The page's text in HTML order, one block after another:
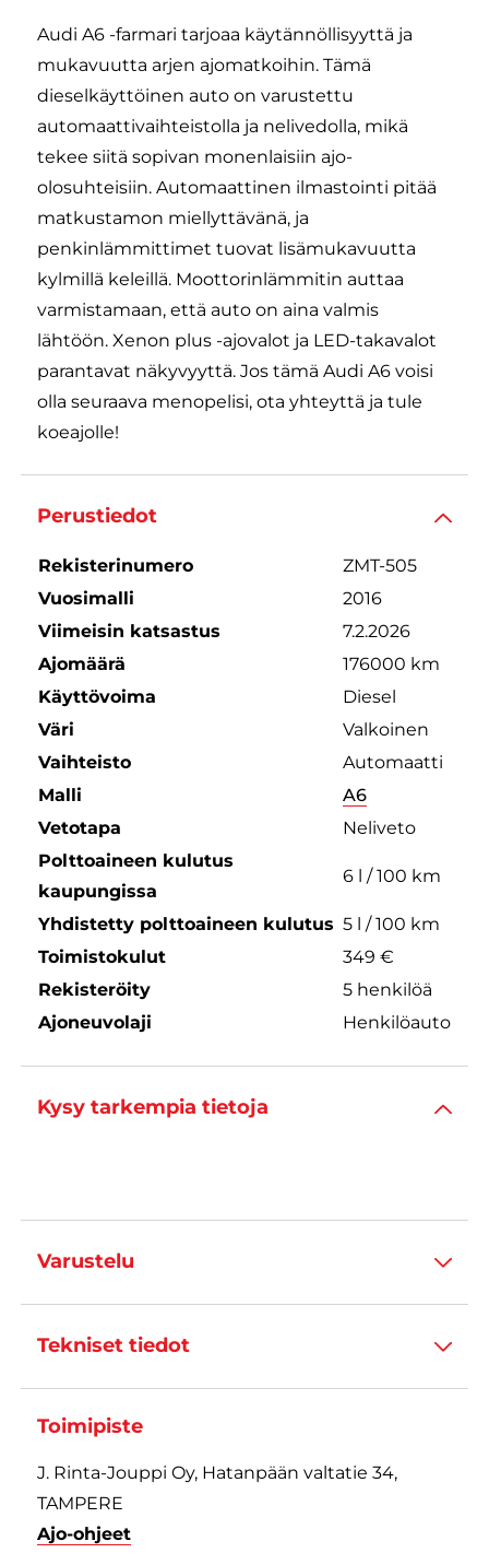
Audi A6 -farmari tarjoaa käytännöllisyyttä ja
mukavuutta arjen ajomatkoihin. Tämä
dieselkäyttöinen auto on varustettu
automaattivaihteistolla ja nelivedolla, mikä
tekee siitä sopivan monenlaisiin ajo-
olosuhteisiin. Automaattinen ilmastointi pitää
matkustamon miellyttävänä, ja
penkinlämmittimet tuovat lisämukavuutta
kylmillä keleillä. Moottorinlämmitin auttaa
varmistamaan, että auto on aina valmis
lähtöön. Xenon plus -ajovalot ja LED-takavalot
parantavat näkyvyyttä. Jos tämä Audi A6 voisi
olla seuraava menopelisi, ota yhteyttä ja tule
koeajolle!
Perustiedot
Rekisterinumero
ZMT-505
Vuosimalli
2016
Viimeisin katsastus
7.2.2026
Ajomäärä
176000 km
Käyttövoima
Diesel
Väri
Valkoinen
Vaihteisto
Automaatti
Malli
A6
Vetotapa
Neliveto
Polttoaineen kulutus
kaupungissa
6 l / 100 km
Yhdistetty polttoaineen kulutus 5 l / 100 km
Toimistokulut
349 €
Rekisteröity
5 henkilöä
Ajoneuvolaji
Henkilöauto
Kysy tarkempia tietoja
Varustelu
Tekniset tiedot
Toimipiste
J. Rinta-Jouppi Oy, Hatanpään valtatie 34,
TAMPERE
Ajo-ohjeet